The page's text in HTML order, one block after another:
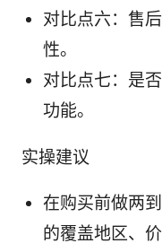
对比点六：售
性。
对比点七：是
功能。
实操建议
在购买前做两
的覆盖地区、